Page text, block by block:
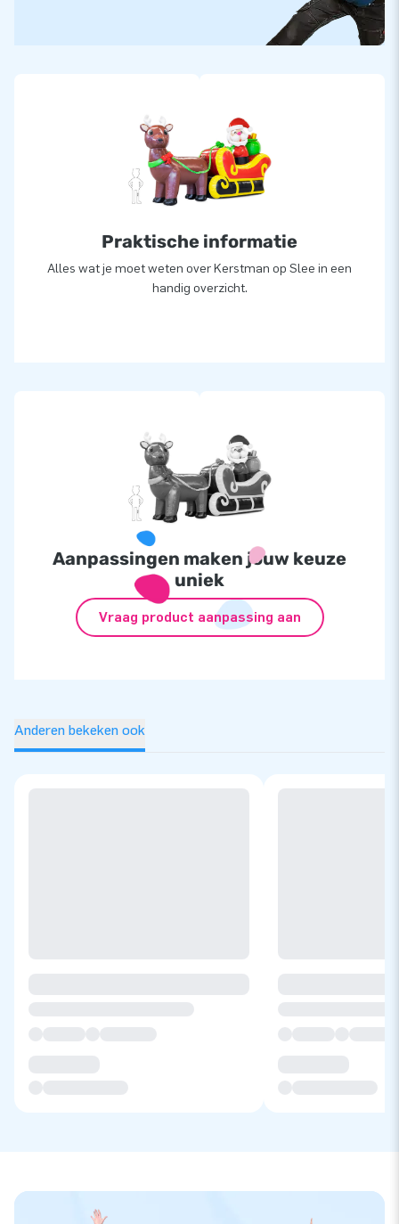
Praktische informatie
Alles wat je moet weten over Kerstman op Slee in een
handig overzicht.
Aanpassingen maken jouw keuze
uniek
Vraag product aanpassing aan
Anderen bekeken ook